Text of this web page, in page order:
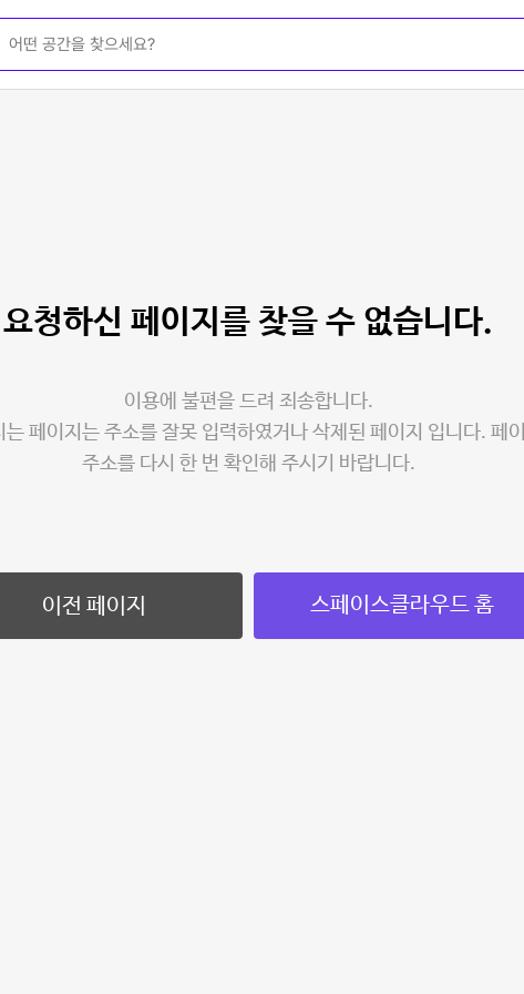
요청하신 페이지를 찾을 수 없습니다.
이용에 불편을 드려 죄송합니다.
는 페이지는 주소를 잘못 입력하였거나 삭제된 페이지 입니다. 페
주소를 다시 한 번 확인해 주시기 바랍니다.
이전 페이지 스페이스클라우드 홈